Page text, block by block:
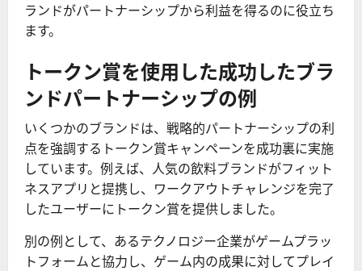
ランドがパートナーシップから利益を得るのに役立ち
ます。
トークン賞を使用した成功したブラ
ンドパートナーシップの例
いくつかのブランドは、戦略的パートナーシップの利
点を強調するトークン賞キャンペーンを成功裏に実施
しています。例えば、人気の飲料ブランドがフィット
ネスアプリと提携し、ワークアウトチャレンジを完了
したユーザーにトークン賞を提供しました。
別の例として、あるテクノロジー企業がゲームプラッ
トフォームと協力し、ゲーム内の成果に対してプレイ